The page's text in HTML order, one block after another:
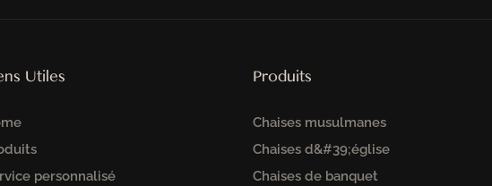
Utiles
personnalisé
Produits
Chaises musulmanes
Chaises d&#39;église
Chaises de banquet